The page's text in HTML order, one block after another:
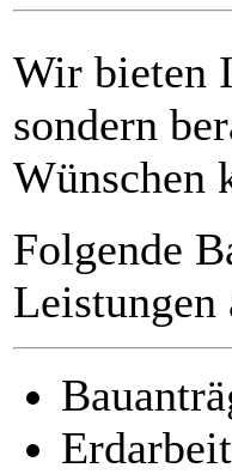
Wir bieten
sondern
Wünschen
Folgende
Leistungen